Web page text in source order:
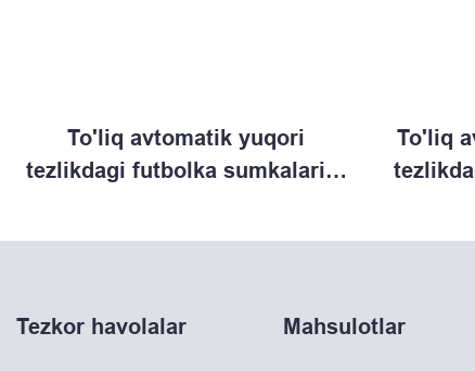
To'liq avtomatik yuqori
tezlikdagi futbolka sumkalarini
To'liq
Tezkor havolalar Mahsulotlar